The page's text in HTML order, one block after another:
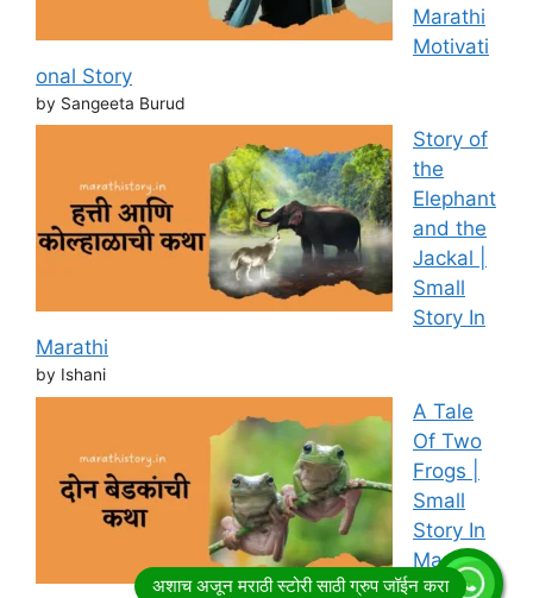
Marathi
Motivati
onal Story
by Sangeeta Burud
Story of
the
Elephant
and the
Jackal |
Small
Story In
Marathi
by Ishani
A Tale
Of Two
Frogs |
Small
Story In
Marathi
by RITESH